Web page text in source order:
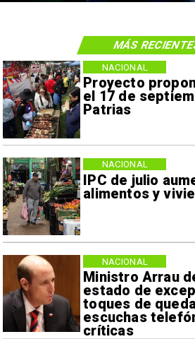
Proyecto
el 17 de
Patrias
NACIONAL
IPC de julio
alimentos y
NACIONAL
Ministro Arrau
estado de
toques de
escuchas
críticas
NACIONAL
MÁS